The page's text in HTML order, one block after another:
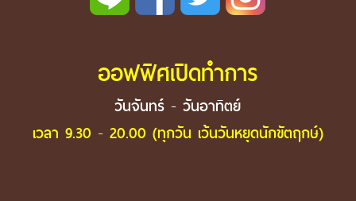
ออฟฟิศเปิดทำการ
วันจันทร์ - วันอาทิตย์
เวลา 9.30 - 20.00 (ทุกวัน เว้นวันหยุดนักขัตฤกษ์)